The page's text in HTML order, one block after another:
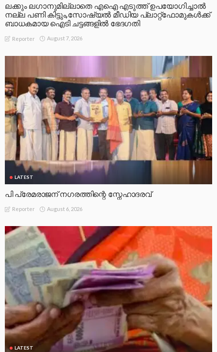
ലക്കും ലഗാനുമില്ലാതെ എഐ എടുത്ത് ഉപയോഗിച്ചാല്‍
നല്ല പണി കിട്ടും,സോഷ്യല്‍ മീഡിയ പ്ലാറ്റ്‌ഫോമുകള്‍ക്ക്
ബാധകമായ ഐടി ചട്ടങ്ങളില്‍ ഭേദഗതി
Reporter August 7, 2026
LATEST
പി പ്രേമരാജന് നഗരത്തിന്റെ സ്നേഹാദരവ്
Reporter August 6, 2026
LATEST